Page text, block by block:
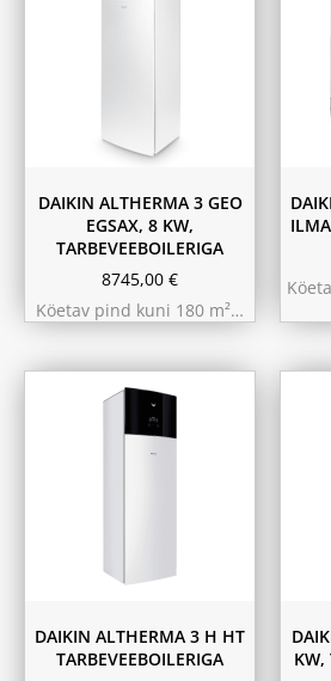
DAIKIN ALTHERMA 3 GEO
EGSAX, 8 KW,
TARBEVEEBOILERIGA
8745,00 €
Köetav pind kuni 180 m²…
230L
DAIKIN ALTHERMA 3 H HT
TARBEVEEBOILERIGA
KW,